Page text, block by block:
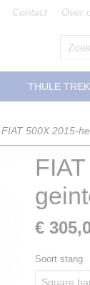
Contact Over
THULE
FIAT 500X 2015-
€
Soort stang